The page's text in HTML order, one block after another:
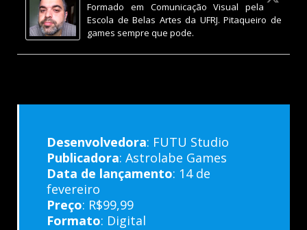
Formado em Comunicação Visual pela
Escola de Belas Artes da UFRJ. Pitaqueiro de
games sempre que pode.
Desenvolvedora: FUTU Studio
Publicadora: Astrolabe Games
Data de lançamento: 14 de
fevereiro
Preço: R$99,99
Formato: Digital